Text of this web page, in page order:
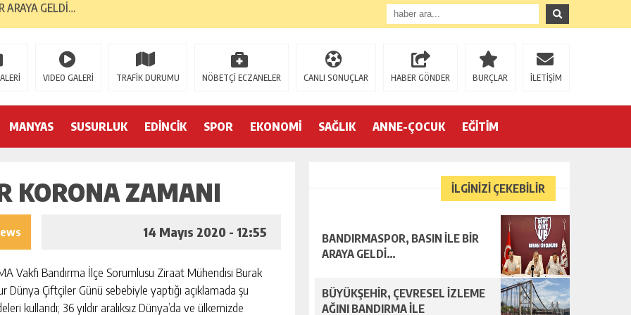
AĞINI BANDIRMA İLE GÜÇLENDİRDİ…
BANTAŞ’TAN…
KOL SPONSORU OLARAK KUCAK AÇTI…
AYAKTA… İLK TEPKİ KENT KONSEYİ’NDEN…
GAZİLERİNE 52 YIL SONRA AHD-İ VEFA…
YILINDA; 2 BİN 226 MEZUN…
VIDEO GALERİ TRAFİK DURUMU NÖBETÇİ ECZANELER CANLI SONUÇLAR HABER GÖNDER BURÇLAR İLETİŞİM
MANYAS SUSURLUK EDİNCİK SPOR EKONOMİ SAĞLIK ANNE-ÇOCUK EĞİTİM
KORONA ZAMANI
14 Mayıs 2020 - 12:55
Vakfı Bandırma İlçe Sorumlusu Ziraat Mühendisi Burak
Dünya Çiftçiler Günü sebebiyle yaptığı açıklamada şu
kullandı; 36 yıldır aralıksız Dünya’da ve ülkemizde
İLGİNİZİ ÇEKEBİLİR
BANDIRMASPOR, BASIN İLE BİR
ARAYA GELDİ…
BÜYÜKŞEHİR, ÇEVRESEL İZLEME
AĞINI BANDIRMA İLE